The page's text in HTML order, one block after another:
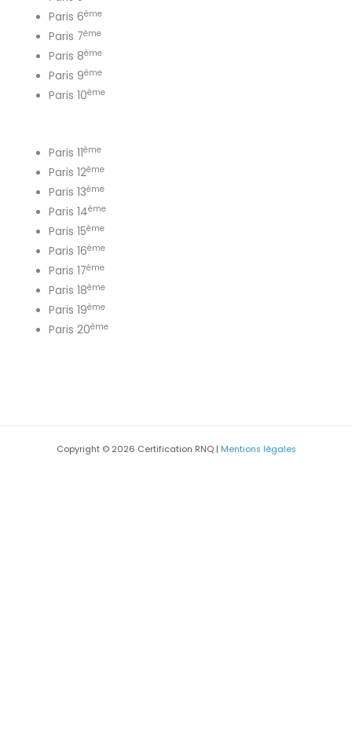
Paris 6ème
Paris 7ème
Paris 8ème
Paris 9ème
Paris 10ème
Paris 11ème
Paris 12ème
Paris 13ème
Paris 14ème
Paris 15ème
Paris 16ème
Paris 17ème
Paris 18ème
Paris 19ème
Paris 20ème
Copyright © 2026 Certification RNQ | Mentions légales